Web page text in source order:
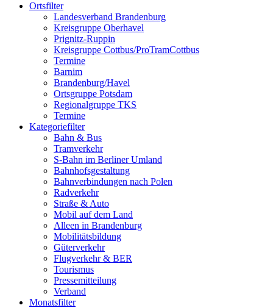
Ortsfilter
Landesverband Brandenburg
Kreisgruppe Oberhavel
Prignitz-Ruppin
Kreisgruppe Cottbus/ProTramCottbus
Termine
Barnim
Brandenburg/Havel
Ortsgruppe Potsdam
Regionalgruppe TKS
Termine
Kategoriefilter
Bahn & Bus
Tramverkehr
S-Bahn im Berliner Umland
Bahnhofsgestaltung
Bahnverbindungen nach Polen
Radverkehr
Straße & Auto
Mobil auf dem Land
Alleen in Brandenburg
Mobilitätsbildung
Güterverkehr
Flugverkehr & BER
Tourismus
Pressemitteilung
Verband
Monatsfilter